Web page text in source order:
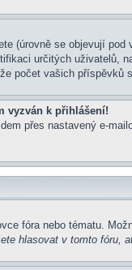
(úrovně se objevují
určitých uživatelů,
počet vašich příspěvků
vyzván k přihlášení!
přes nastavený e-
fóra nebo tématu.
hlasovat v tomto fóru,